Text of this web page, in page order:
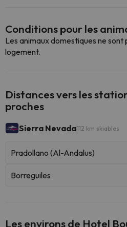
Conditions pour les
Les animaux domestiques ne sont
logement.
Distances vers les
proches
Sierra Nevada112 km skiables
Pradollano (Al-Andalus)
Borreguiles
Les environs de Hotel